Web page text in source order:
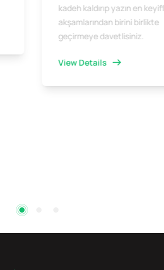
kadeh kaldırıp yazın en
akşamlarından birini birlikte
geçirmeye davetlisiniz.
View Details